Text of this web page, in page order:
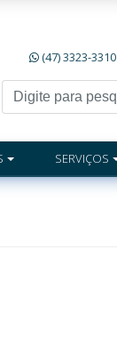
(47) 3323-3310
SERVIÇOS